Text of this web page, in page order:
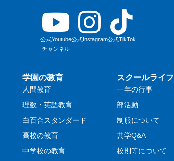
公式Youtube
チャンネル
公式Instagram公式TikTok
学園の教育
人間教育
理数・英語教育
白百合スタンダード
高校の教育
中学校の教育
スクールライフ
一年の行事
部活動
制服について
共学Q&A
校則等について